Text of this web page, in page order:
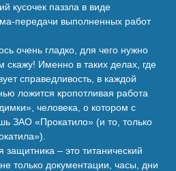
кусочек паззла в виде
передачи выполненных работ
очень гладко, для чего нужно
Именно в таких делах, где
справедливость, в каждой
ложится кропотливая работа
человека, о котором с
ЗАО «Прокатило» (и то, только
– это титанический
только документации, часы, дни